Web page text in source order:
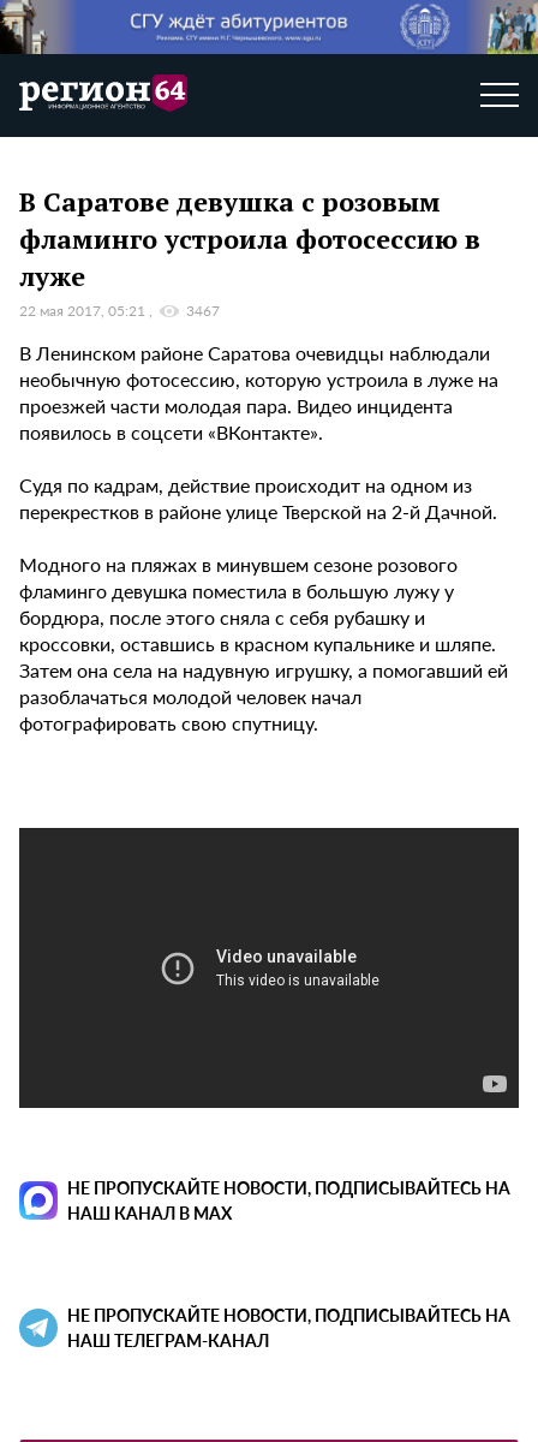
В Саратове девушка с розовым
фламинго устроила фотосессию в
луже
22 мая 2017, 05:21 3467
В Ленинском районе Саратова очевидцы наблюдали
необычную фотосессию, которую устроила в луже на
проезжей части молодая пара. Видео инцидента
появилось в соцсети «ВКонтакте».
Судя по кадрам, действие происходит на одном из
перекрестков в районе улице Тверской на 2-й Дачной.
Модного на пляжах в минувшем сезоне розового
фламинго девушка поместила в большую лужу у
бордюра, после этого сняла с себя рубашку и
кроссовки, оставшись в красном купальнике и шляпе.
Затем она села на надувную игрушку, а помогавший ей
разоблачаться молодой человек начал
фотографировать свою спутницу.
НЕ ПРОПУСКАЙТЕ НОВОСТИ, ПОДПИСЫВАЙТЕСЬ НА
НАШ КАНАЛ В MAX
НЕ ПРОПУСКАЙТЕ НОВОСТИ, ПОДПИСЫВАЙТЕСЬ НА
НАШ ТЕЛЕГРАМ-КАНАЛ